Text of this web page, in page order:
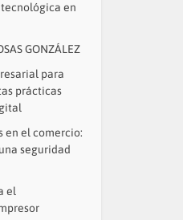
en
GONZÁLEZ
para
prácticas
en el comercio:
seguridad
el